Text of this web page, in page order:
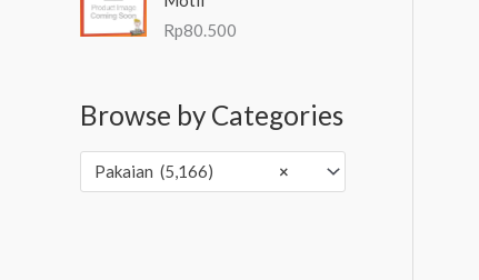
Rp80.500
Browse by Categories
×
Pakaian (5,166)